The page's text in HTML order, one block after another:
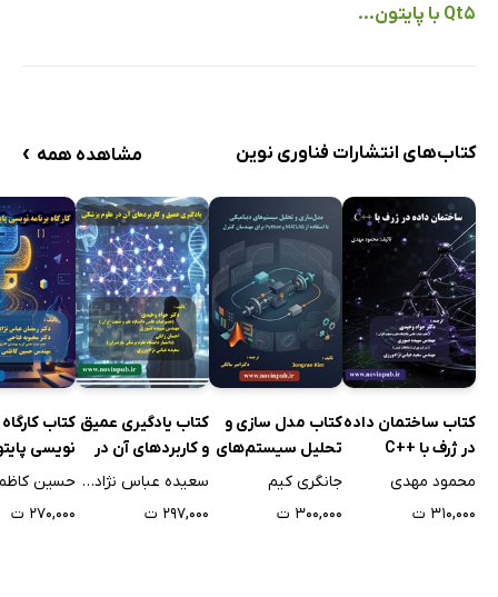
Qt5 با پایتون...
کتاب‌های انتشارات فناوری نوین مشاهده همه ›
کتاب ساختمان داده
در ژرف با ++C
محمود مهدی
۳۱۰,۰۰۰ ت
کتاب مدل سازی و
تحلیل سیستم‌های
دینامیکی با استفاده
Python برای
جانگری کیم
۳۰۰,۰۰۰ ت
کتاب یادگیری عمیق
و کاربردهای آن در
علوم پزشکی
سعیده عباس نژادورزی
۲۹۷,۰۰۰ ت
کتاب
نویسی
زبان ساده
حسین
۲۷۰,۰۰۰ ت